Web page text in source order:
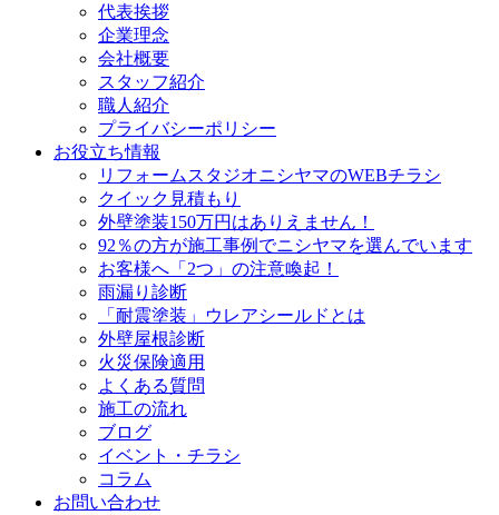
代表挨拶
企業理念
会社概要
スタッフ紹介
職人紹介
プライバシーポリシー
お役立ち情報
リフォームスタジオニシヤマのWEBチラシ
クイック見積もり
外壁塗装150万円はありえません！
92％の方が施工事例でニシヤマを選んでいます
お客様へ「2つ」の注意喚起！
雨漏り診断
「耐震塗装」ウレアシールドとは
外壁屋根診断
火災保険適用
よくある質問
施工の流れ
ブログ
イベント・チラシ
コラム
お問い合わせ